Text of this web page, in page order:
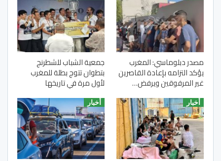
مصدر دبلوماسي: المغرب
يؤكد التزامه بإعادة القاصرين
غير المرفوقين ويرفض…
جمعية الشباب للشطرنج
بتطوان تتوج بطلة للمغرب
لأول مرة في تاريخها
أخبار أخبار